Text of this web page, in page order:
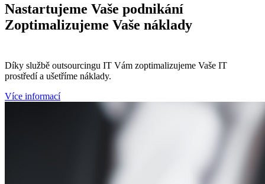
Nastartujeme Vaše podnikání
Zoptimalizujeme Vaše náklady
Díky službě outsourcingu IT Vám zoptimalizujeme Vaše IT
prostředí a ušetříme náklady.
Více informací